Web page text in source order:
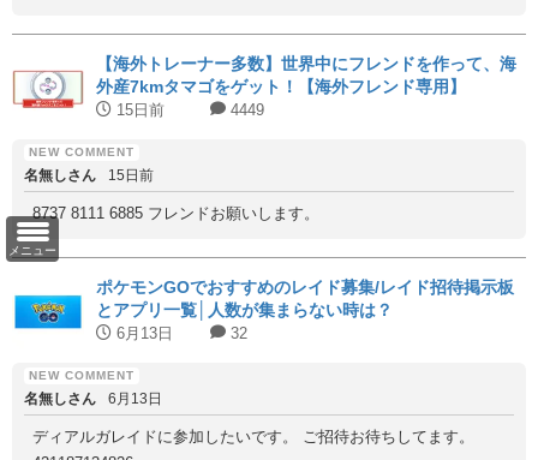
メニュー
【海外トレーナー多数】世界中にフレンドを作って、海
外産7kmタマゴをゲット！【海外フレンド専用】
15日前 4449
名無しさん 15日前
8737 8111 6885 フレンドお願いします。
ポケモンGOでおすすめのレイド募集/レイド招待掲示板
とアプリ一覧│人数が集まらない時は？
6月13日 32
名無しさん 6月13日
ディアルガレイドに参加したいです。 ご招待お待ちしてます。